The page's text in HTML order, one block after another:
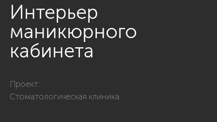
Интерьер
маникюрного
кабинета
Проект:
Стоматологическая клиника